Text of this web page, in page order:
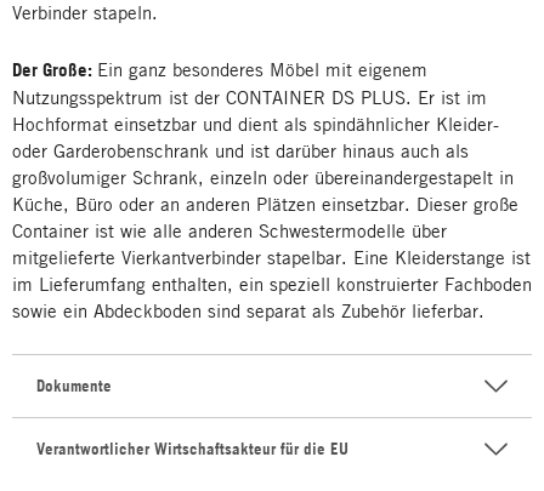
Verbinder stapeln.
Der Große: Ein ganz besonderes Möbel mit eigenem
Nutzungsspektrum ist der CONTAINER DS PLUS. Er ist im
Hochformat einsetzbar und dient als spindähnlicher Kleider-
oder Garderobenschrank und ist darüber hinaus auch als
großvolumiger Schrank, einzeln oder übereinandergestapelt in
Küche, Büro oder an anderen Plätzen einsetzbar. Dieser große
Container ist wie alle anderen Schwestermodelle über
mitgelieferte Vierkantverbinder stapelbar. Eine Kleiderstange ist
im Lieferumfang enthalten, ein speziell konstruierter Fachboden
sowie ein Abdeckboden sind separat als Zubehör lieferbar.
Dokumente
Verantwortlicher Wirtschaftsakteur für die EU